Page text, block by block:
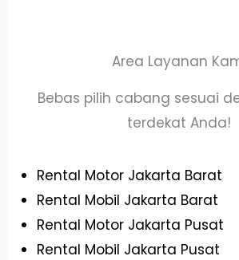
Area Layanan
Bebas pilih cabang sesuai
terdekat Anda!
Rental Motor Jakarta Barat
Rental Mobil Jakarta Barat
Rental Motor Jakarta Pusat
Rental Mobil Jakarta Pusat